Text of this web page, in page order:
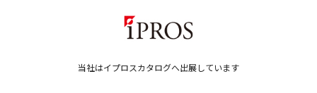
当社はイプロスカタログへ出展しています